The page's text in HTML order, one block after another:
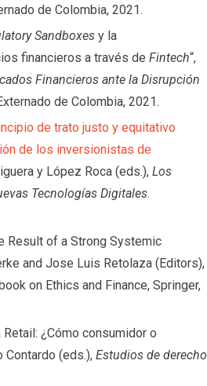
de Colombia, 2021.
Sandboxes y la
financieros a través deFintech“,
Financieros ante la Disrupción
de Colombia, 2021.
de trato justo y equitativo
de los inversionistas de
y López Roca (eds.),Los
Tecnologías Digitales.
Result of a Strong Systemic
and Jose Luis Retolaza (Editors),
on Ethics and Finance, Springer,
¿Cómo consumidor o
Contardo (eds.),Estudios de derecho